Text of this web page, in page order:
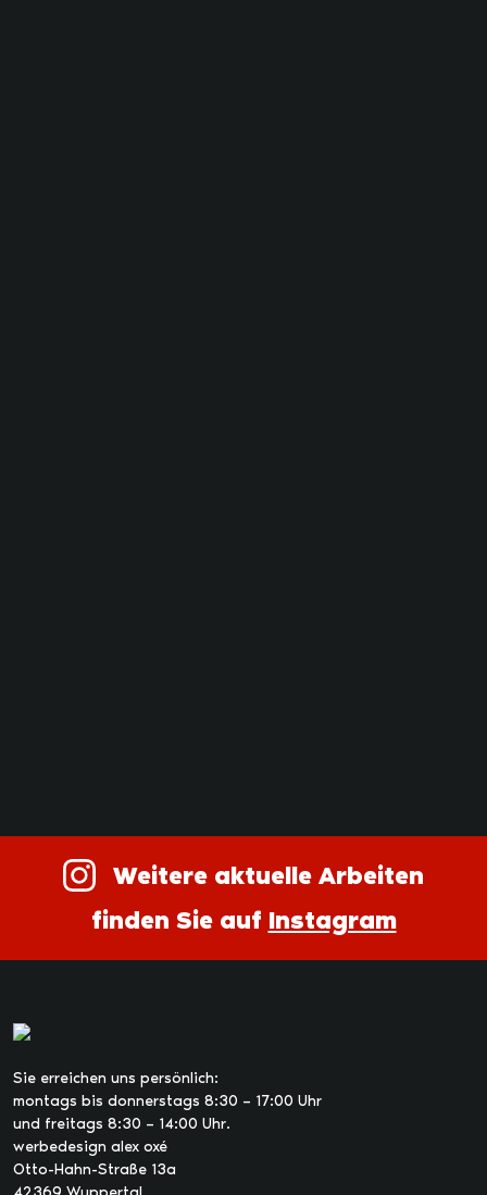
Weitere aktuelle Arbeiten
finden Sie auf Instagram
Sie erreichen uns persönlich:
montags bis donnerstags 8:30 – 17:00 Uhr
und freitags 8:30 – 14:00 Uhr.
werbedesign alex oxé
Otto-Hahn-Straße 13a